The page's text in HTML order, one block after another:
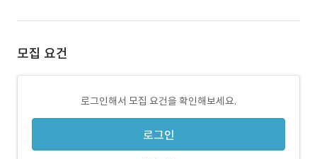
모집 요건
로그인해서 모집 요건을 확인해보세요.
로그인